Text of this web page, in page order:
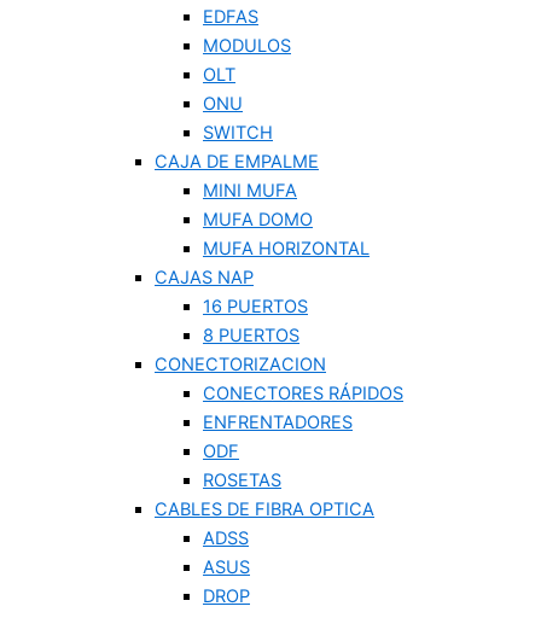
EDFAS
MODULOS
OLT
ONU
SWITCH
CAJA DE EMPALME
MINI MUFA
MUFA DOMO
MUFA HORIZONTAL
CAJAS NAP
16 PUERTOS
8 PUERTOS
CONECTORIZACION
CONECTORES RÁPIDOS
ENFRENTADORES
ODF
ROSETAS
CABLES DE FIBRA OPTICA
ADSS
ASUS
DROP